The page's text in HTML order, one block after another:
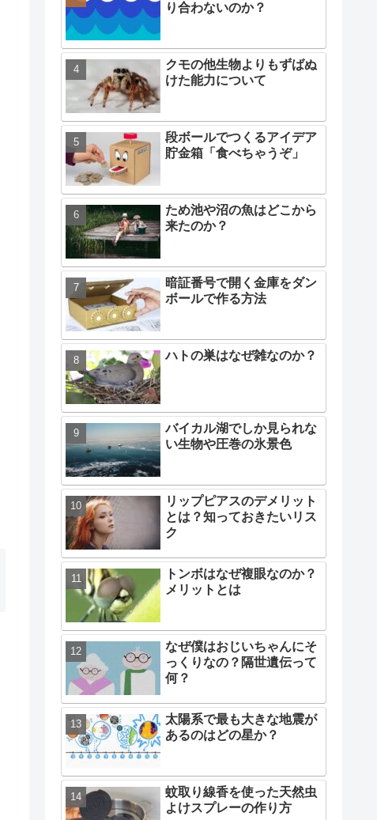
り合わないのか？
クモの他生物よりもずばぬ
けた能力について
段ボールでつくるアイデア
貯金箱「食べちゃうぞ」
ため池や沼の魚はどこから
来たのか？
暗証番号で開く金庫をダン
ボールで作る方法
ハトの巣はなぜ雑なのか？
バイカル湖でしか見られな
い生物や圧巻の氷景色
リップピアスのデメリット
とは？知っておきたいリス
ク
トンボはなぜ複眼なのか？
メリットとは
なぜ僕はおじいちゃんにそ
っくりなの？隔世遺伝って
何？
太陽系で最も大きな地震が
あるのはどの星か？
蚊取り線香を使った天然虫
よけスプレーの作り方